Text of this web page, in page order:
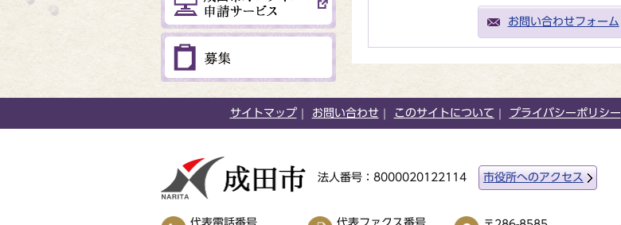
お問い合わせフォーム
サイトマップ お問い合わせ このサイトについて プライバシーポリシー
法人番号：8000020122114 市役所へのアクセス
代表電話番号 代表ファクス番号